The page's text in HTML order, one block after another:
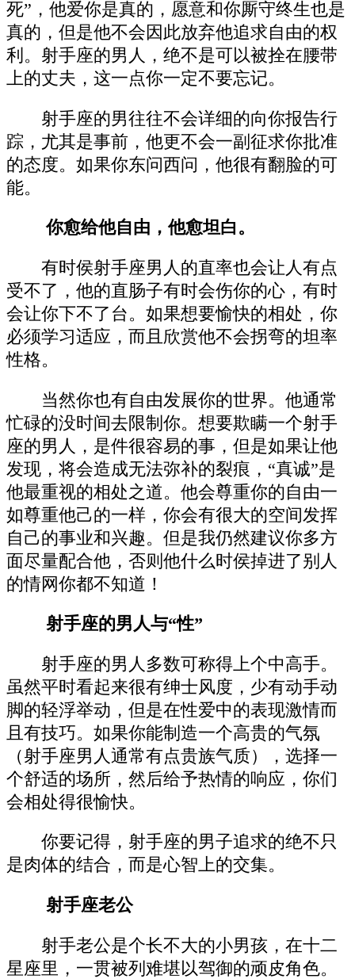
死”，他爱你是真的，愿意和你厮守终生也是
真的，但是他不会因此放弃他追求自由的权
利。射手座的男人，绝不是可以被拴在腰带
上的丈夫，这一点你一定不要忘记。
射手座的男往往不会详细的向你报告行
踪，尤其是事前，他更不会一副征求你批准
的态度。如果你东问西问，他很有翻脸的可
能。
你愈给他自由，他愈坦白。
有时侯射手座男人的直率也会让人有点
受不了，他的直肠子有时会伤你的心，有时
会让你下不了台。如果想要愉快的相处，你
必须学习适应，而且欣赏他不会拐弯的坦率
性格。
当然你也有自由发展你的世界。他通常
忙碌的没时间去限制你。想要欺瞒一个射手
座的男人，是件很容易的事，但是如果让他
发现，将会造成无法弥补的裂痕，“真诚”是
他最重视的相处之道。他会尊重你的自由一
如尊重他己的一样，你会有很大的空间发挥
自己的事业和兴趣。但是我仍然建议你多方
面尽量配合他，否则他什么时侯掉进了别人
的情网你都不知道！
射手座的男人与“性”
射手座的男人多数可称得上个中高手。
虽然平时看起来很有绅士风度，少有动手动
脚的轻浮举动，但是在性爱中的表现激情而
且有技巧。如果你能制造一个高贵的气氛
（射手座男人通常有点贵族气质），选择一
个舒适的场所，然后给予热情的响应，你们
会相处得很愉快。
你要记得，射手座的男子追求的绝不只
是肉体的结合，而是心智上的交集。
射手座老公
射手老公是个长不大的小男孩，在十二
星座里，一贯被列难堪以驾御的顽皮角色。